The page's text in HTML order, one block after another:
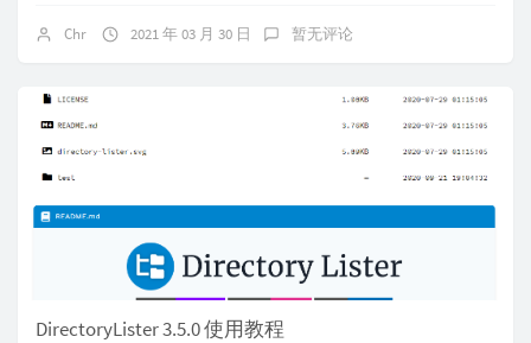
Chr 2021 年 03 月 30 日 暂无评论
DirectoryLister 3.5.0 使用教程